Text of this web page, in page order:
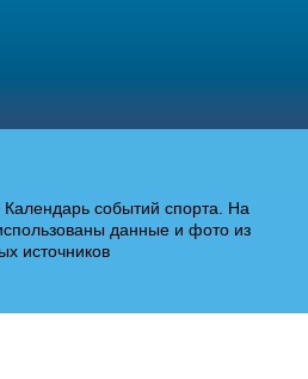
событий спорта. На
данные и фото из
источников